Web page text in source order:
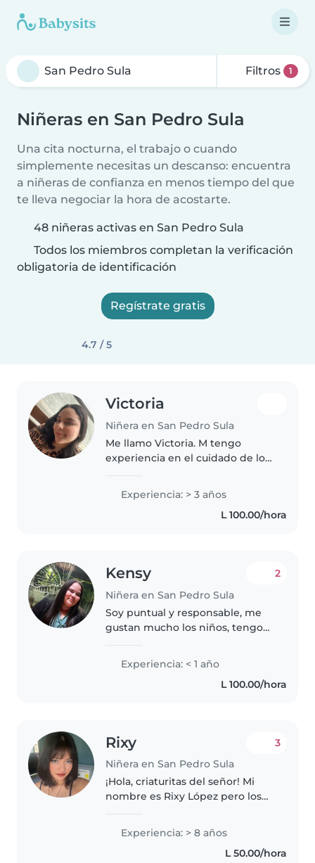
Filtros 1
Niñeras en San Pedro Sula
Una cita nocturna, el trabajo o cuando
simplemente necesitas un descanso: encuentra
a niñeras de confianza en menos tiempo del que
te lleva negociar la hora de acostarte.
48 niñeras activas en San Pedro Sula
Todos los miembros completan la verificación
obligatoria de identificación
Regístrate gratis
4.7 / 5
Victoria
Niñera en San Pedro Sula
Me llamo Victoria. M tengo
experiencia en el cuidado de los
seguridad y diversión con
actividades creativas.
Experiencia: > 3 años
L 100.00/hora
Kensy
Niñera en San Pedro Sula
2
Soy puntual y responsable, me
gustan mucho los niños, tengo
profesional graduada así que me
gusta enseñarles y estar con
Experiencia: < 1 año
L 100.00/hora
Rixy
Niñera en San Pedro Sula
3
¡Hola, criaturitas del señor! Mi
nombre es Rixy López pero los
quieran. He querido aplicar a
este puesto ya que considero
tener las aptitudes y cualidades..
Experiencia: > 8 años
L 50.00/hora